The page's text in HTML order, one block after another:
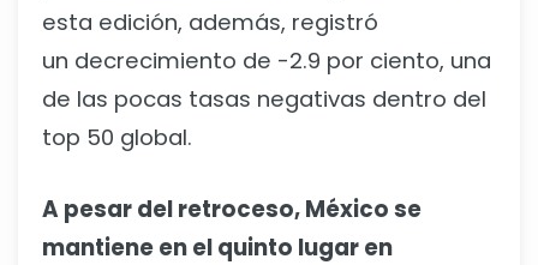
esta edición, además, registró
un decrecimiento de -2.9 por ciento, una
de las pocas tasas negativas dentro del
top 50 global.
A pesar del retroceso, México se
mantiene en el quinto lugar en